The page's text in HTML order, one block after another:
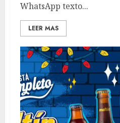
WhatsApp texto...
LEER MAS